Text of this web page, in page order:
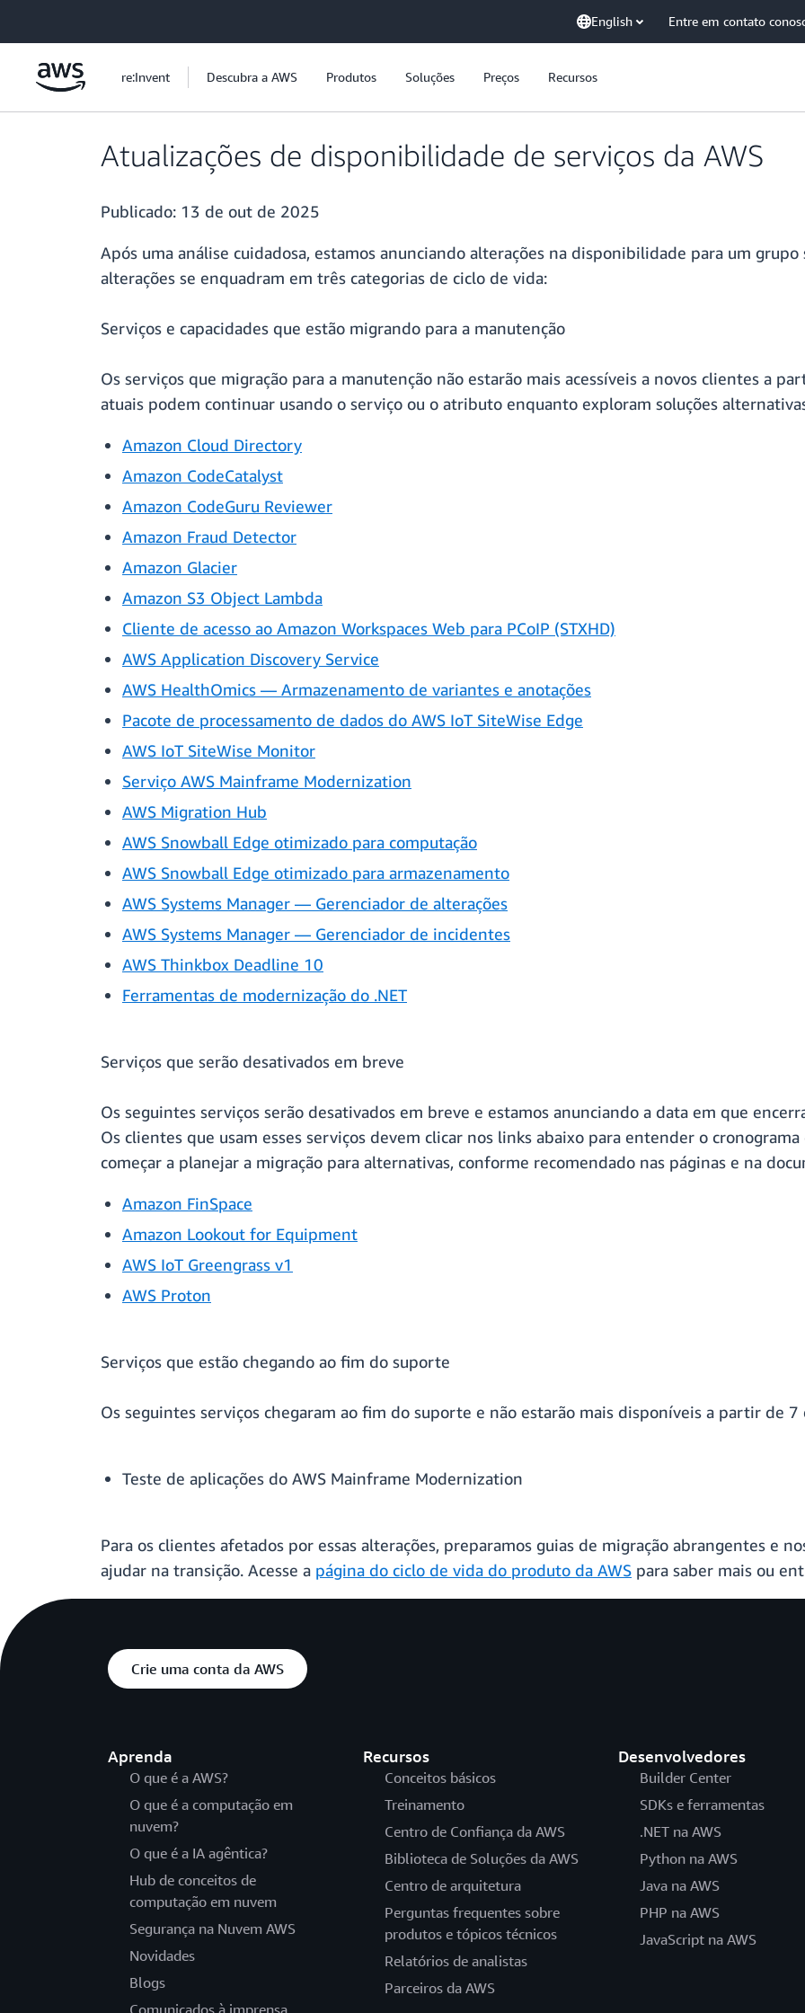
English Entre em contato
re:Invent Descubra a AWS Produtos Soluções Preços Recursos
Atualizações de disponibilidade de serviços da AWS
Publicado: 13 de out de 2025
Após uma análise cuidadosa, estamos anunciando alterações na disponibilidade para um
alterações se enquadram em três categorias de ciclo de vida:
Serviços e capacidades que estão migrando para a manutenção
Os serviços que migração para a manutenção não estarão mais acessíveis a novos clientes a
atuais podem continuar usando o serviço ou o atributo enquanto exploram soluções
Amazon Cloud Directory
Amazon CodeCatalyst
Amazon CodeGuru Reviewer
Amazon Fraud Detector
Amazon Glacier
Amazon S3 Object Lambda
Cliente de acesso ao Amazon Workspaces Web para PCoIP (STXHD)
AWS Application Discovery Service
AWS HealthOmics — Armazenamento de variantes e anotações
Pacote de processamento de dados do AWS IoT SiteWise Edge
AWS IoT SiteWise Monitor
Serviço AWS Mainframe Modernization
AWS Migration Hub
AWS Snowball Edge otimizado para computação
AWS Snowball Edge otimizado para armazenamento
AWS Systems Manager — Gerenciador de alterações
AWS Systems Manager — Gerenciador de incidentes
AWS Thinkbox Deadline 10
Ferramentas de modernização do .NET
Serviços que serão desativados em breve
Os seguintes serviços serão desativados em breve e estamos anunciando a data em que
Os clientes que usam esses serviços devem clicar nos links abaixo para entender o
começar a planejar a migração para alternativas, conforme recomendado nas páginas e na
Amazon FinSpace
Amazon Lookout for Equipment
AWS IoT Greengrass v1
AWS Proton
Serviços que estão chegando ao fim do suporte
Os seguintes serviços chegaram ao fim do suporte e não estarão mais disponíveis a partir de
Teste de aplicações do AWS Mainframe Modernization
Para os clientes afetados por essas alterações, preparamos guias de migração abrangentes e
ajudar na transição. Acesse a página do ciclo de vida do produto da AWS para saber mais ou
Crie uma conta da AWS
Aprenda
O que é a AWS?
O que é a computação em
nuvem?
O que é a IA agêntica?
Hub de conceitos de
computação em nuvem
Segurança na Nuvem AWS
Novidades
Blogs
Recursos
Conceitos básicos
Treinamento
Centro de Confiança da AWS
Biblioteca de Soluções da AWS
Centro de arquitetura
Perguntas frequentes sobre
produtos e tópicos técnicos
Relatórios de analistas
Parceiros da AWS
Desenvolvedores
Builder Center
SDKs e ferramentas
.NET na AWS
Python na AWS
Java na AWS
PHP na AWS
JavaScript na AWS